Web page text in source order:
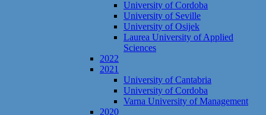
University of Cordoba
University of Seville
University of Osijek
Laurea University of Applied
Sciences
2022
2021
University of Cantabria
University of Cordoba
Varna University of Management
2020